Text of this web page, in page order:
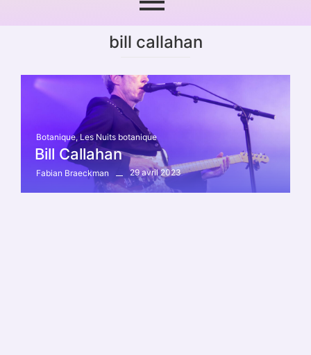
bill callahan
Botanique, Les Nuits botanique
Bill Callahan
Fabian Braeckman 29 avril 2023